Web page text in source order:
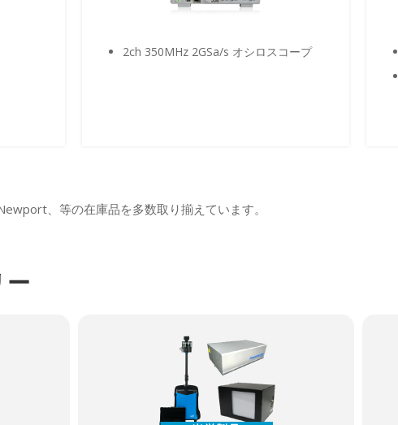
2ch 350MHz 2GSa/s オシロスコープ
、等の在庫品を多数取り揃えています。